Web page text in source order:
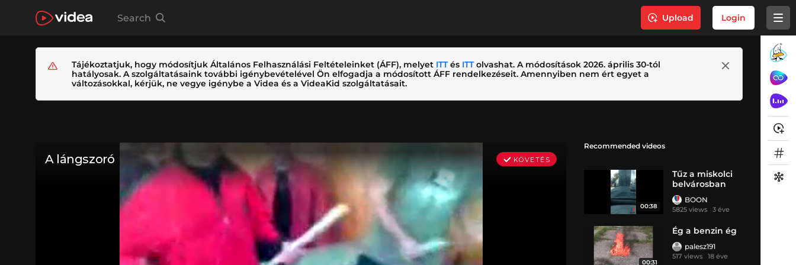
Search Upload Login
Tájékoztatjuk, hogy módosítjuk Általános Felhasználási Feltételeinket (ÁFF), melyet ITTés ITTolvashat. A módosítások 2026. április 30-tól
hatályosak. A szolgáltatásaink további igénybevételével Ön elfogadja a módosított ÁFF rendelkezéseit. Amennyiben nem ért egyet a
változásokkal, kérjük, ne vegye igénybe a Videa és a VideaKid szolgáltatásait.
Recommended videos
00:38
Tűz a miskolci
belvárosban
BOON
5825 views 3 éve
00:31
Ég a benzin ég
palesz191
517 views 18 éve